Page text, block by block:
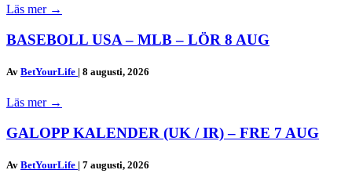
Läs mer →
BASEBOLL USA – MLB – LÖR 8 AUG
Av BetYourLife | 8 augusti, 2026
Läs mer →
GALOPP KALENDER (UK / IR) – FRE 7 AUG
Av BetYourLife | 7 augusti, 2026